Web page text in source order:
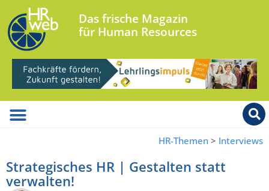
Das frische Magazin
für Human Resources
HR-Themen > Interviews
Strategisches HR | Gestalten statt
verwalten!